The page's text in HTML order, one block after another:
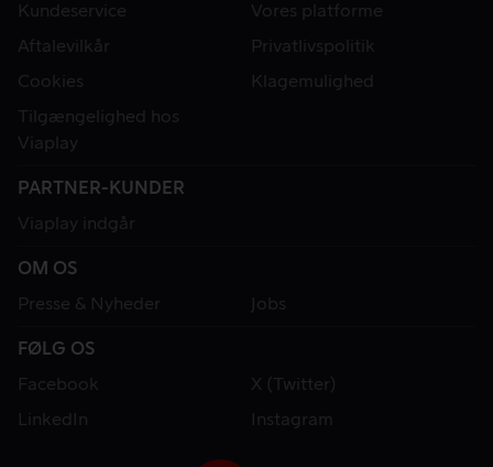
Kundeservice
Vores platforme
Aftalevilkår
Privatlivspolitik
Cookies
Klagemulighed
Tilgængelighed hos
Viaplay
PARTNER-KUNDER
Viaplay indgår
OM OS
Presse & Nyheder
Jobs
FØLG OS
Facebook
X (Twitter)
LinkedIn
Instagram